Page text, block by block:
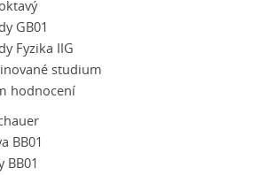
GB01
Fyzika IIG
studium
hodnocení
BB01
BB01